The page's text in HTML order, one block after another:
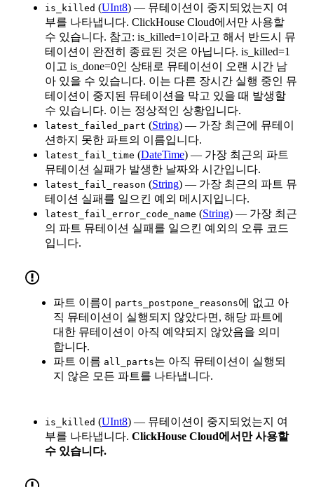
is_killed (UInt8) — 뮤테이션이 중지되었는지 여
부를 나타냅니다. ClickHouse Cloud에서만 사용할
수 있습니다. 참고: is_killed=1이라고 해서 반드시 뮤
테이션이 완전히 종료된 것은 아닙니다. is_killed=1
이고 is_done=0인 상태로 뮤테이션이 오랜 시간 남
아 있을 수 있습니다. 이는 다른 장시간 실행 중인 뮤
테이션이 중지된 뮤테이션을 막고 있을 때 발생할
수 있습니다. 이는 정상적인 상황입니다.
latest_failed_part (String) — 가장 최근에 뮤테이
션하지 못한 파트의 이름입니다.
latest_fail_time (DateTime) — 가장 최근의 파트
뮤테이션 실패가 발생한 날짜와 시간입니다.
latest_fail_reason (String) — 가장 최근의 파트 뮤
테이션 실패를 일으킨 예외 메시지입니다.
latest_fail_error_code_name (String) — 가장 최근
의 파트 뮤테이션 실패를 일으킨 예외의 오류 코드
입니다.
파트 이름이 parts_postpone_reasons에 없고 아
직 뮤테이션이 실행되지 않았다면, 해당 파트에
대한 뮤테이션이 아직 예약되지 않았음을 의미
합니다.
파트 이름 all_parts는 아직 뮤테이션이 실행되
지 않은 모든 파트를 나타냅니다.
is_killed (UInt8) — 뮤테이션이 중지되었는지 여
부를 나타냅니다. ClickHouse Cloud에서만 사용할
수 있습니다.